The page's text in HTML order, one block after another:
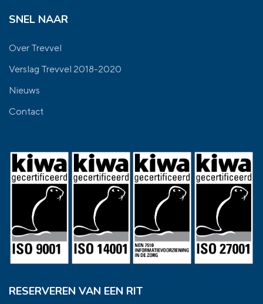
SNEL NAAR
Over Trevvel
Verslag Trevvel 2018-2020
Nieuws
Contact
RESERVEREN VAN EEN RIT